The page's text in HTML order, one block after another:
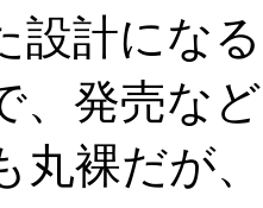
設計にな
、発売な
丸裸だが